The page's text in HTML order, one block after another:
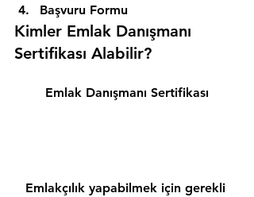
Başvuru Formu
Kimler Emlak Danışmanı
Sertifikası Alabilir?
Emlak Danışmanı Sertifikası
Emlakçılık yapabilmek için gerekli